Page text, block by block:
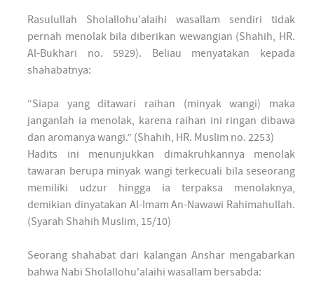
Rasulullah Sholallohu'alaihi wasallam sendiri tidak
pernah menolak bila diberikan wewangian (Shahih, HR.
Al-Bukhari no. 5929). Beliau menyatakan kepada
shahabatnya:
“Siapa yang ditawari raihan (minyak wangi) maka
janganlah ia menolak, karena raihan ini ringan dibawa
dan aromanya wangi.” (Shahih, HR. Muslim no. 2253)
Hadits ini menunjukkan dimakruhkannya menolak
tawaran berupa minyak wangi terkecuali bila seseorang
memiliki udzur hingga ia terpaksa menolaknya,
demikian dinyatakan Al-Imam An-Nawawi Rahimahullah.
(Syarah Shahih Muslim, 15/10)
Seorang shahabat dari kalangan Anshar mengabarkan
bahwa Nabi Sholallohu'alaihi wasallam bersabda: